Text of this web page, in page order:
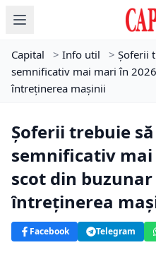
Capital > Info util > Șoferii
semnificativ mai mari în
întreținerea mașinii
Șoferii trebuie
semnificativ mai
scot din
întreținerea
Facebook Telegram